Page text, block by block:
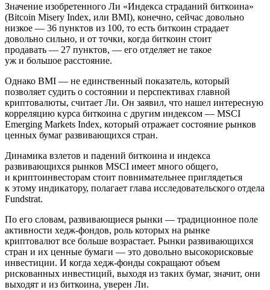
Значение изобретенного Ли «Индекса страданий биткоина»
(Bitcoin Misery Index, или BMI), конечно, сейчас довольно
низкое — 36 пунктов из 100, то есть биткоин страдает
довольно сильно, и от точки, когда биткоин стоит
продавать — 27 пунктов, — его отделяет не такое
уж и большое расстояние.
Однако BMI — не единственный показатель, который
позволяет судить о состоянии и перспективах главной
криптовалюты, считает Ли. Он заявил, что нашел интересную
корреляцию курса биткоина с другим индексом — MSCI
Emerging Markets Index, который отражает состояние рынков
ценных бумаг развивающихся стран.
Динамика взлетов и падений биткоина и индекса
развивающихся рынков MSCI имеет много общего,
и криптоинвесторам стоит повнимательнее приглядеться
к этому индикатору, полагает глава исследовательского отдела
Fundstrat.
По его словам, развивающиеся рынки — традиционное поле
активности хедж-фондов, роль которых на рынке
криптовалют все больше возрастает. Рынки развивающихся
стран и их ценные бумаги — это довольно высокорисковые
инвестиции. И когда хедж-фонды сокращают объем
рискованных инвестиций, выходя из таких бумаг, значит, они
выходят и из биткоина, уверен Ли.